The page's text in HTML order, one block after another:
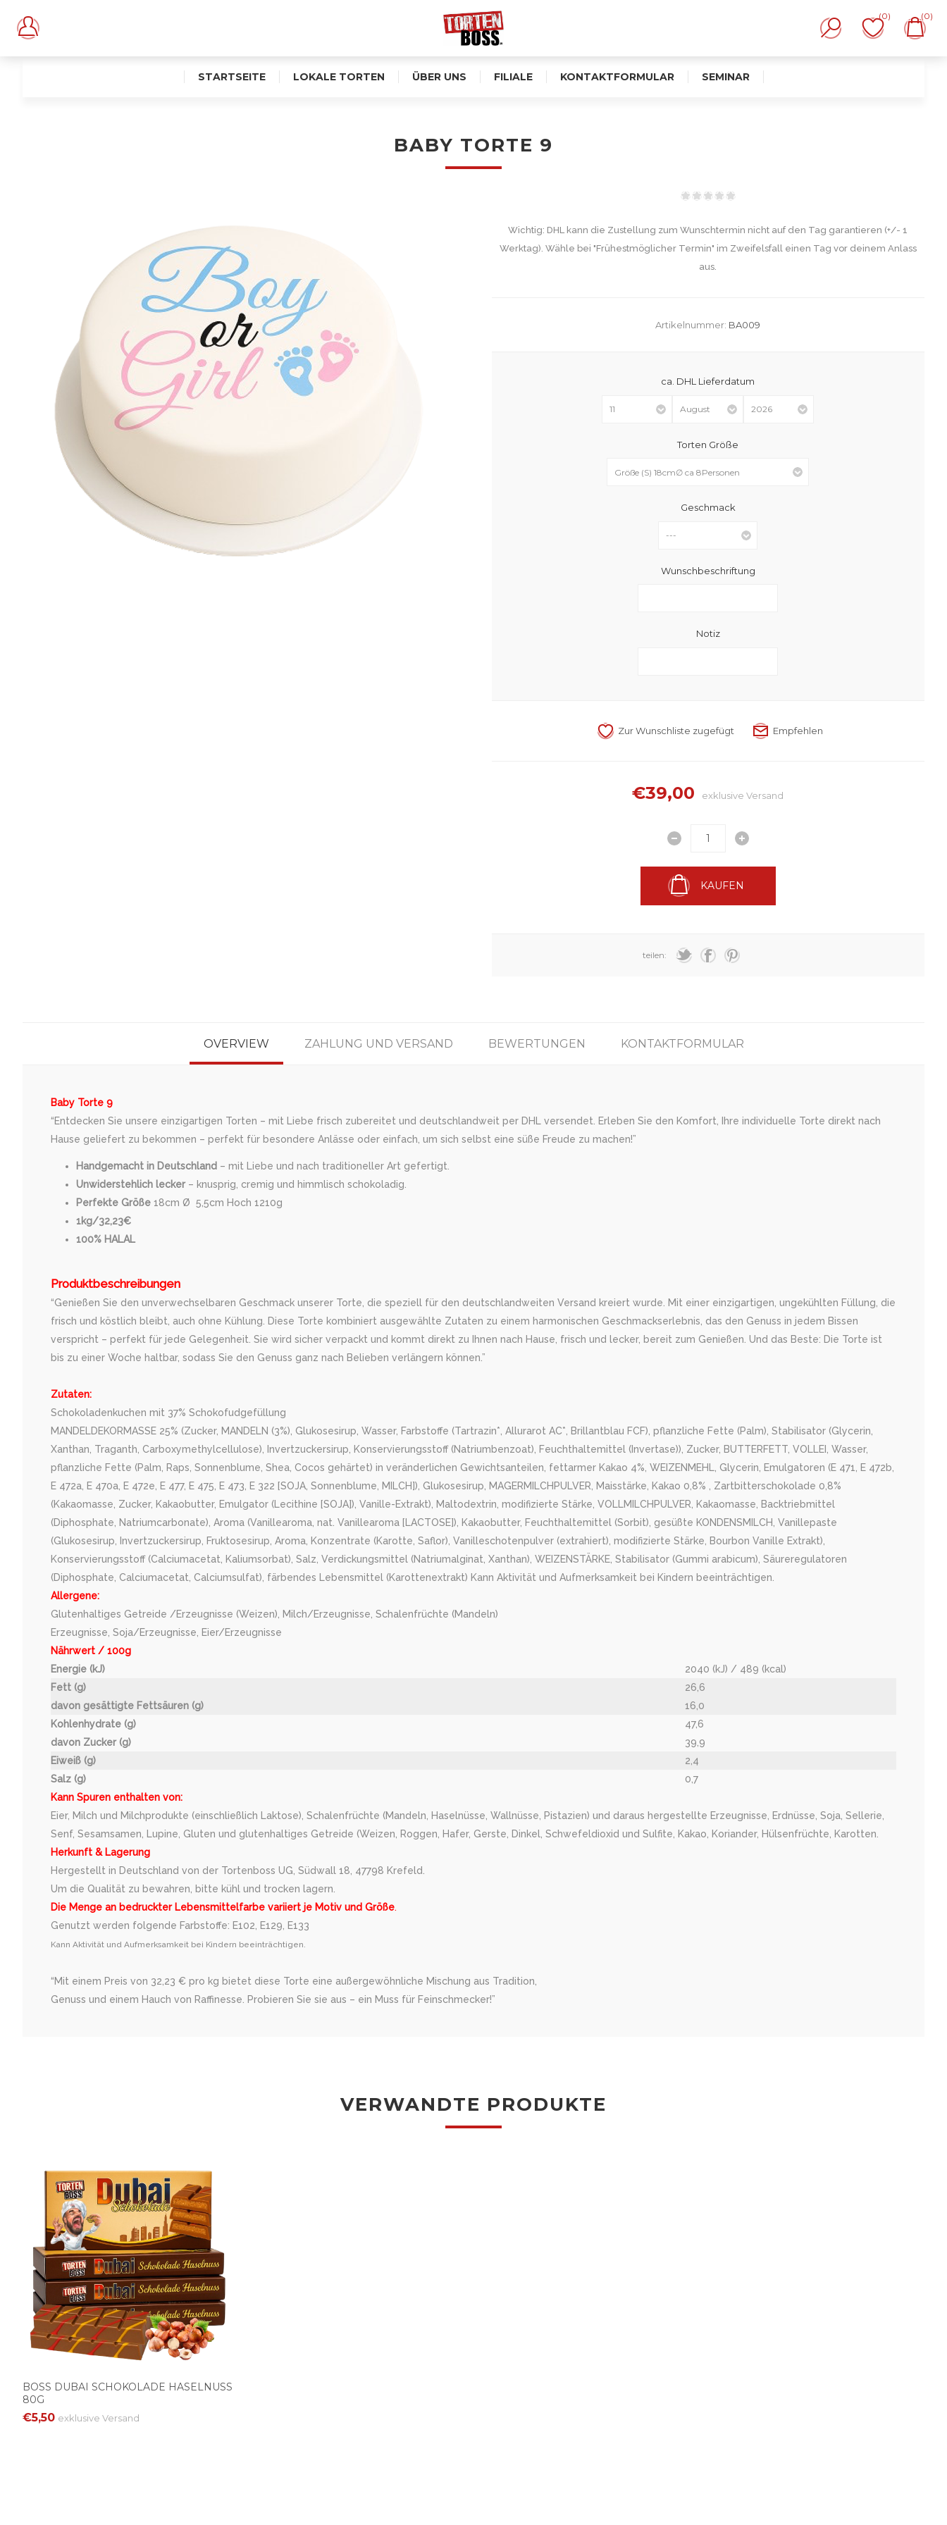
(0) (0)
STARTSEITE LOKALE TORTEN ÜBER UNS FILIALE KONTAKTFORMULAR SEMINAR
BABY TORTE 9
Wichtig: DHL kann die Zustellung zum Wunschtermin nicht auf den Tag garantieren (+/- 1
Werktag). Wähle bei "Frühestmöglicher Termin" im Zweifelsfall einen Tag vor deinem Anlass
aus.
Artikelnummer: BA009
ca. DHL Lieferdatum
Torten Größe
Geschmack
Wunschbeschriftung
Notiz
€39,00 exklusiveVersand
KAUFEN
teilen:
OVERVIEW ZAHLUNG UND VERSAND BEWERTUNGEN KONTAKTFORMULAR
Baby Torte 9
“Entdecken Sie unsere einzigartigen Torten – mit Liebe frisch zubereitet und deutschlandweit per DHL versendet. Erleben Sie den Komfort, Ihre individuelle Torte direkt nach
Hause geliefert zu bekommen – perfekt für besondere Anlässe oder einfach, um sich selbst eine süße Freude zu machen!”
Handgemacht in Deutschland – mit Liebe und nach traditioneller Art gefertigt.
Unwiderstehlich lecker– knusprig, cremig und himmlisch schokoladig.
Perfekte Größe 18cm Ø 5,5cm Hoch 1210g
1kg/32,23€
100% HALAL
Produktbeschreibungen
“Genießen Sie den unverwechselbaren Geschmack unserer Torte, die speziell für den deutschlandweiten Versand kreiert wurde. Mit einer einzigartigen, ungekühlten Füllung, die
frisch und köstlich bleibt, auch ohne Kühlung. Diese Torte kombiniert ausgewählte Zutaten zu einem harmonischen Geschmackserlebnis, das den Genuss in jedem Bissen
verspricht – perfekt für jede Gelegenheit. Sie wird sicher verpackt und kommt direkt zu Ihnen nach Hause, frisch und lecker, bereit zum Genießen. Und das Beste: Die Torte ist
bis zu einer Woche haltbar, sodass Sie den Genuss ganz nach Belieben verlängern können.”
Zutaten:
Schokoladenkuchen mit 37% Schokofudgefüllung
MANDELDEKORMASSE 25% (Zucker, MANDELN (3%), Glukosesirup, Wasser, Farbstoffe (Tartrazin*, Allurarot AC*, Brillantblau FCF), pflanzliche Fette (Palm), Stabilisator (Glycerin,
Xanthan, Traganth, Carboxymethylcellulose), Invertzuckersirup, Konservierungsstoff (Natriumbenzoat), Feuchthaltemittel (Invertase)), Zucker, BUTTERFETT, VOLLEI, Wasser,
pflanzliche Fette (Palm, Raps, Sonnenblume, Shea, Cocos gehärtet) in veränderlichen Gewichtsanteilen, fettarmer Kakao 4%, WEIZENMEHL, Glycerin, Emulgatoren (E 471, E 472b,
E 472a, E 470a, E 472e, E 477, E 475, E 473, E 322 [SOJA, Sonnenblume, MILCH]), Glukosesirup, MAGERMILCHPULVER, Maisstärke, Kakao 0,8% , Zartbitterschokolade 0,8%
(Kakaomasse, Zucker, Kakaobutter, Emulgator (Lecithine [SOJA]), Vanille-Extrakt), Maltodextrin, modifizierte Stärke, VOLLMILCHPULVER, Kakaomasse, Backtriebmittel
(Diphosphate, Natriumcarbonate), Aroma (Vanillearoma, nat. Vanillearoma [LACTOSE]), Kakaobutter, Feuchthaltemittel (Sorbit), gesüßte KONDENSMILCH, Vanillepaste
(Glukosesirup, Invertzuckersirup, Fruktosesirup, Aroma, Konzentrate (Karotte, Saflor), Vanilleschotenpulver (extrahiert), modifizierte Stärke, Bourbon Vanille Extrakt),
Konservierungsstoff (Calciumacetat, Kaliumsorbat), Salz, Verdickungsmittel (Natriumalginat, Xanthan), WEIZENSTÄRKE, Stabilisator (Gummi arabicum), Säureregulatoren
(Diphosphate, Calciumacetat, Calciumsulfat), färbendes Lebensmittel (Karottenextrakt) Kann Aktivität und Aufmerksamkeit bei Kindern beeinträchtigen.
Allergene:
Glutenhaltiges Getreide /Erzeugnisse (Weizen), Milch/Erzeugnisse, Schalenfrüchte (Mandeln)
Erzeugnisse, Soja/Erzeugnisse, Eier/Erzeugnisse
Nährwert / 100g
Energie (kJ)
2040 (kJ) / 489 (kcal)
Fett (g)
26,6
davon gesättigte Fettsäuren (g)
16,0
Kohlenhydrate (g)
47,6
davon Zucker (g)
39,9
Eiweiß (g)
2,4
Salz (g)
0,7
Kann Spuren enthalten von:
Eier, Milch und Milchprodukte (einschließlich Laktose), Schalenfrüchte (Mandeln, Haselnüsse, Wallnüsse, Pistazien) und daraus hergestellte Erzeugnisse, Erdnüsse, Soja, Sellerie,
Senf, Sesamsamen, Lupine, Gluten und glutenhaltiges Getreide (Weizen, Roggen, Hafer, Gerste, Dinkel, Schwefeldioxid und Sulfite, Kakao, Koriander, Hülsenfrüchte, Karotten.
Herkunft & Lagerung
Hergestellt in Deutschland von der Tortenboss UG, Südwall 18, 47798 Krefeld.
Um die Qualität zu bewahren, bitte kühl und trocken lagern.
Die Menge an bedruckter Lebensmittelfarbe variiert je Motiv und Größe.
Genutzt werden folgende Farbstoffe: E102, E129, E133
Kann Aktivität und Aufmerksamkeit bei Kindern beeinträchtigen.
“Mit einem Preis von 32,23 € pro kg bietet diese Torte eine außergewöhnliche Mischung aus Tradition,
Genuss und einem Hauch von Raffinesse. Probieren Sie sie aus – ein Muss für Feinschmecker!”
VERWANDTE PRODUKTE
BOSS DUBAI SCHOKOLADE HASELNUSS
80G
€5,50 exklusive Versand